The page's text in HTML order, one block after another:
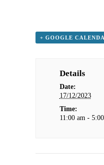
+ GOOGLE
Details
Date:
17/12/2023
Time:
11:00 am -